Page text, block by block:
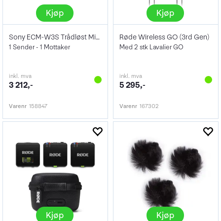
Kjøp
Sony ECM-W3S Trådløst Mikrofonsystem
1 Sender - 1 Mottaker
inkl. mva
3 212,-
Varenr 158847
Kjøp
Røde Wireless GO (3rd Gen)
Med 2 stk Lavalier GO
inkl. mva
5 295,-
Varenr 167302
Kjøp Kjøp